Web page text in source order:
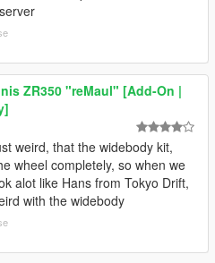
ZR350 "reMaul" [Add-On |
weird, that the widebody kit,
wheel completely, so when we
alot like Hans from Tokyo Drift,
with the widebody